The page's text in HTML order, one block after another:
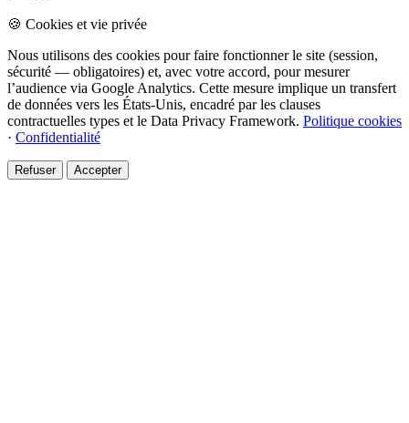
🍪 Cookies et vie privée
Nous utilisons des cookies pour faire fonctionner le site (session,
sécurité — obligatoires) et, avec votre accord, pour mesurer
l’audience via Google Analytics. Cette mesure implique un transfert
de données vers les États-Unis, encadré par les clauses
contractuelles types et le Data Privacy Framework. Politique cookies
· Confidentialité
Refuser Accepter